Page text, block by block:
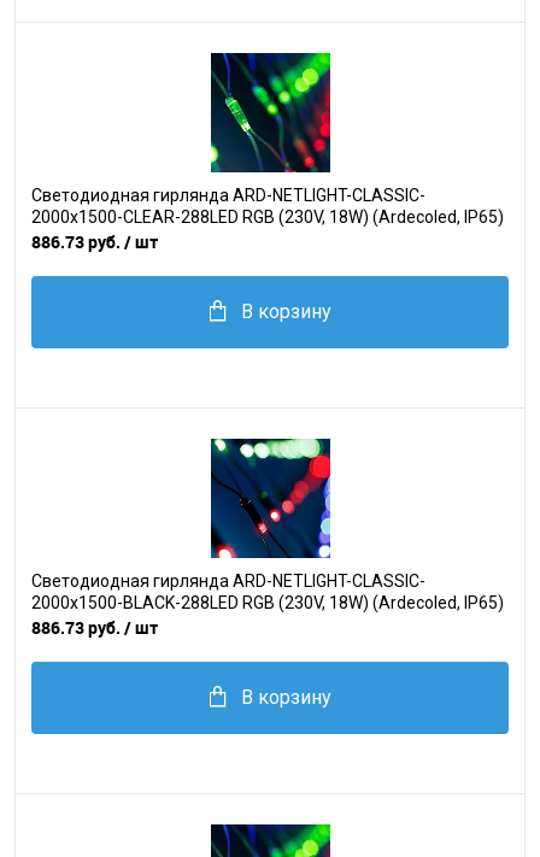
Светодиодная гирлянда ARD-NETLIGHT-CLASSIC-
2000x1500-CLEAR-288LED RGB (230V, 18W) (Ardecoled, IP65)
886.73 руб. / шт
В корзину
Светодиодная гирлянда ARD-NETLIGHT-CLASSIC-
2000x1500-BLACK-288LED RGB (230V, 18W) (Ardecoled, IP65)
886.73 руб. / шт
В корзину